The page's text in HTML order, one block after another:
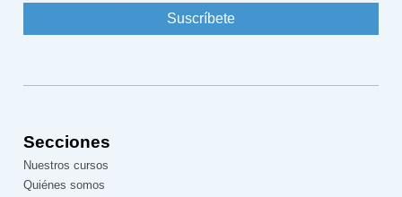
Secciones
Nuestros cursos
Quiénes somos